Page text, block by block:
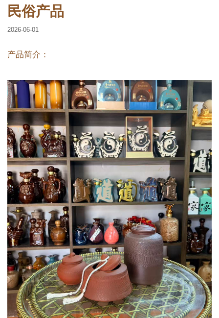
民俗产品
2026-06-01
产品简介：